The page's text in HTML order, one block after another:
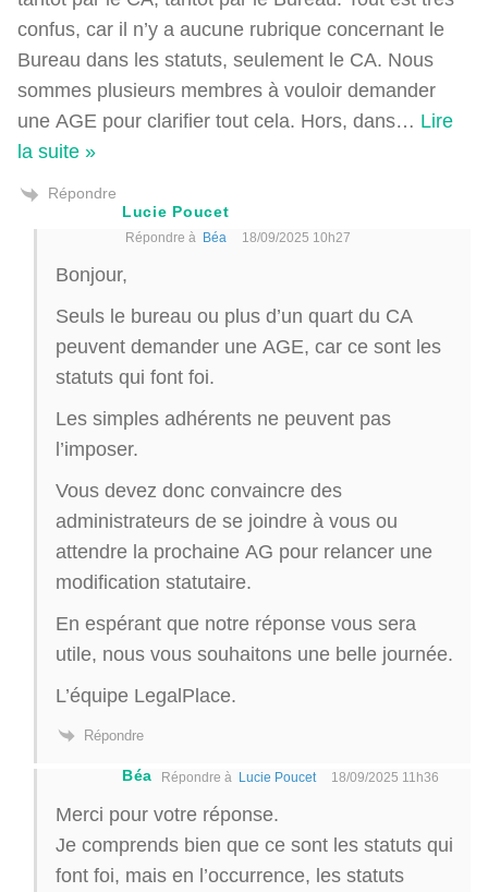
confus, car il n’y a aucune rubrique concernant le
Bureau dans les statuts, seulement le CA. Nous
sommes plusieurs membres à vouloir demander
une AGE pour clarifier tout cela. Hors, dans… Lire
la suite »
Répondre
Lucie Poucet
Répondre à Béa 18/09/2025 10h27
Bonjour,
Seuls le bureau ou plus d’un quart du CA
peuvent demander une AGE, car ce sont les
statuts qui font foi.
Les simples adhérents ne peuvent pas
l’imposer.
Vous devez donc convaincre des
administrateurs de se joindre à vous ou
attendre la prochaine AG pour relancer une
modification statutaire.
En espérant que notre réponse vous sera
utile, nous vous souhaitons une belle journée.
L’équipe LegalPlace.
Répondre
Béa Répondre à Lucie Poucet 18/09/2025 11h36
Merci pour votre réponse.
Je comprends bien que ce sont les statuts qui
font foi, mais en l’occurrence, les statuts